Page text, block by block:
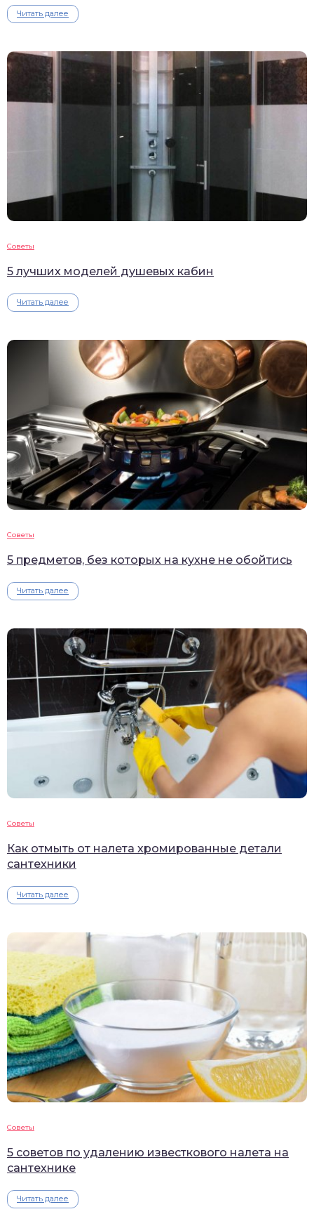
Читать далее
Советы
5 лучших моделей душевых кабин
Читать далее
Советы
5 предметов, без которых на кухне не обойтись
Читать далее
Советы
Как отмыть от налета хромированные детали
сантехники
Читать далее
Советы
5 советов по удалению известкового налета на
сантехнике
Читать далее